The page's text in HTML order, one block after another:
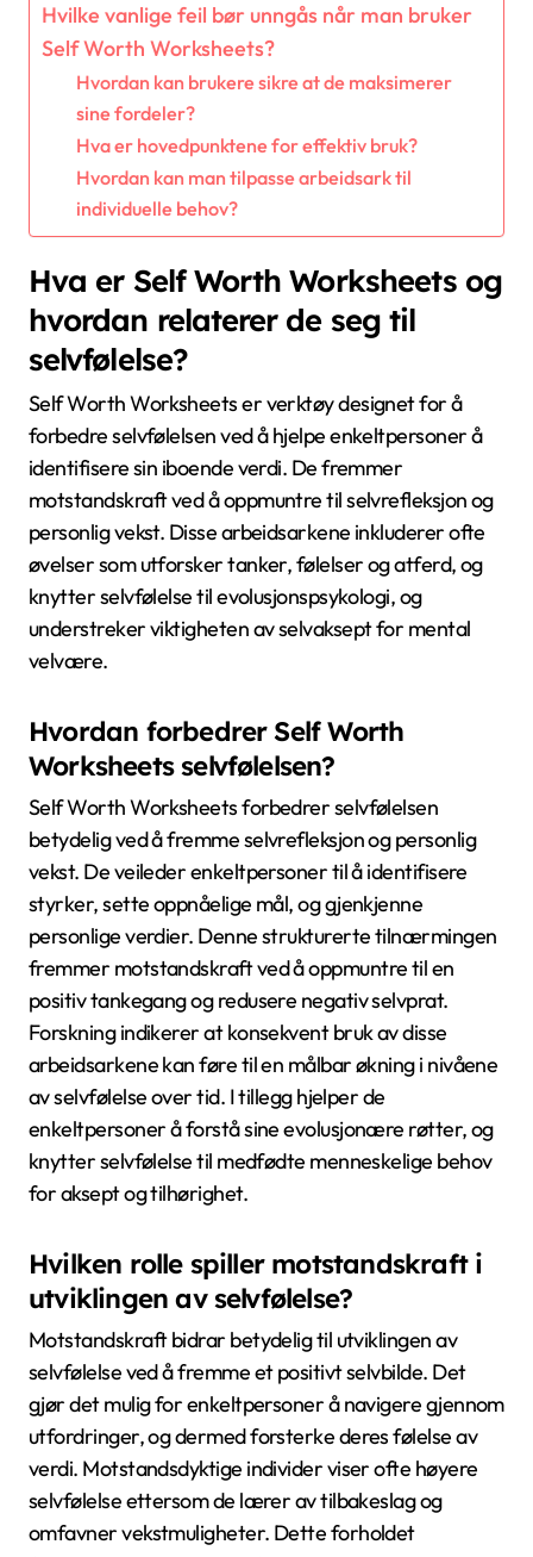
Hvilke vanlige feil bør unngås når man bruker
Self Worth Worksheets?
Hvordan kan brukere sikre at de maksimerer
sine fordeler?
Hva er hovedpunktene for effektiv bruk?
Hvordan kan man tilpasse arbeidsark til
individuelle behov?
Hva er Self Worth Worksheets og
hvordan relaterer de seg til
selvfølelse?
Self Worth Worksheets er verktøy designet for å
forbedre selvfølelsen ved å hjelpe enkeltpersoner å
identifisere sin iboende verdi. De fremmer
motstandskraft ved å oppmuntre til selvrefleksjon og
personlig vekst. Disse arbeidsarkene inkluderer ofte
øvelser som utforsker tanker, følelser og atferd, og
knytter selvfølelse til evolusjonspsykologi, og
understreker viktigheten av selvaksept for mental
velvære.
Hvordan forbedrer Self Worth
Worksheets selvfølelsen?
Self Worth Worksheets forbedrer selvfølelsen
betydelig ved å fremme selvrefleksjon og personlig
vekst. De veileder enkeltpersoner til å identifisere
styrker, sette oppnåelige mål, og gjenkjenne
personlige verdier. Denne strukturerte tilnærmingen
fremmer motstandskraft ved å oppmuntre til en
positiv tankegang og redusere negativ selvprat.
Forskning indikerer at konsekvent bruk av disse
arbeidsarkene kan føre til en målbar økning i nivåene
av selvfølelse over tid. I tillegg hjelper de
enkeltpersoner å forstå sine evolusjonære røtter, og
knytter selvfølelse til medfødte menneskelige behov
for aksept og tilhørighet.
Hvilken rolle spiller motstandskraft i
utviklingen av selvfølelse?
Motstandskraft bidrar betydelig til utviklingen av
selvfølelse ved å fremme et positivt selvbilde. Det
gjør det mulig for enkeltpersoner å navigere gjennom
utfordringer, og dermed forsterke deres følelse av
verdi. Motstandsdyktige individer viser ofte høyere
selvfølelse ettersom de lærer av tilbakeslag og
omfavner vekstmuligheter. Dette forholdet